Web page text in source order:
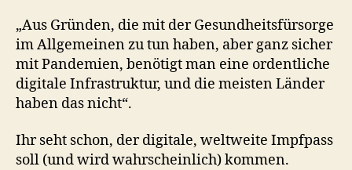
„Aus Gründen, die mit der Gesundheitsfürsorge
im Allgemeinen zu tun haben, aber ganz sicher
mit Pandemien, benötigt man eine ordentliche
digitale Infrastruktur, und die meisten Länder
haben das nicht“.
Ihr seht schon, der digitale, weltweite Impfpass
soll (und wird wahrscheinlich) kommen.